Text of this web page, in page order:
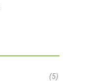
(5)